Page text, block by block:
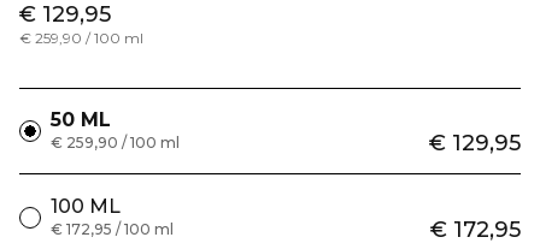
€ 129,95
€ 259,90 / 100 ml
50 ML
€ 129,95
€ 259,90 / 100 ml
100 ML
€ 172,95
€ 172,95 / 100 ml